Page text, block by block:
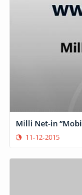
Milli Net-in
11-12-2015